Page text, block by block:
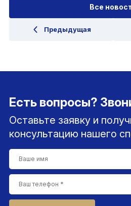
Все
Предыдущая
Есть вопросы?
Оставьте заявку и
консультацию нашего